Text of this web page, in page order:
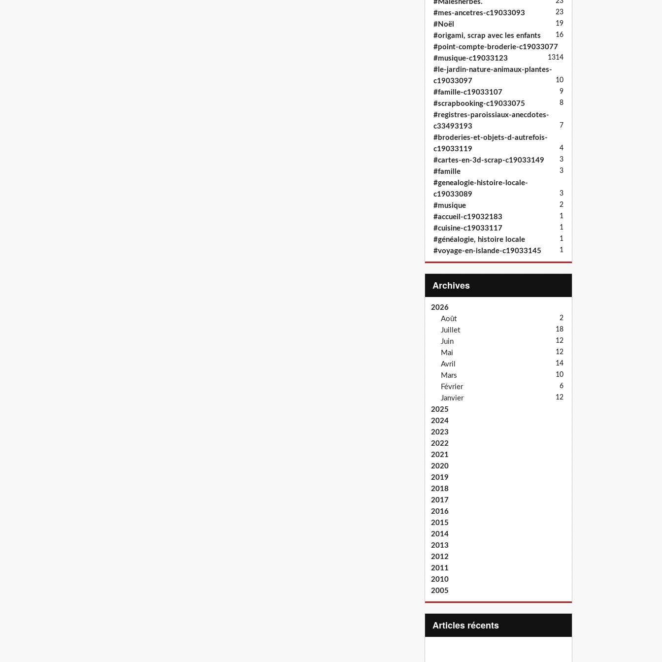
#Malesherbes.
#mes-ancetres-c19033093 23
#Noël 19
#origami, scrap avec les enfants 16
#point-compte-broderie-c19033077
14
#musique-c19033123 13
#le-jardin-nature-animaux-plantes-
c19033097
10
#famille-c19033107 9
#scrapbooking-c19033075 8
#registres-paroissiaux-anecdotes-
c33493193
7
#broderies-et-objets-d-autrefois-
c19033119
4
#cartes-en-3d-scrap-c19033149 3
#famille 3
#genealogie-histoire-locale-
c19033089
3
#musique 2
#accueil-c19032183 1
#cuisine-c19033117 1
#généalogie, histoire locale 1
#voyage-en-islande-c19033145 1
Archives
2026
Août
2
Juillet 18
Juin 12
Mai 12
Avril 14
Mars 10
Février 6
Janvier 12
2025
2024
2023
2022
2021
2020
2019
2018
2017
2016
2015
2014
2013
2012
2011
2010
2005
articles récents